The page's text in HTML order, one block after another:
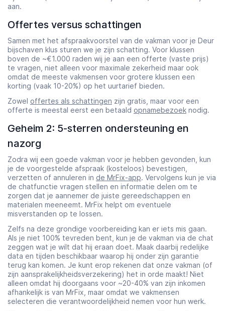
aan.
Offertes versus schattingen
Samen met het afspraakvoorstel van de vakman voor je Deur
bijschaven klus sturen we je zijn schatting. Voor klussen
boven de ~€1.000 raden wij je aan een offerte (vaste prijs)
te vragen, niet alleen voor maximale zekerheid maar ook
omdat de meeste vakmensen voor grotere klussen een
korting (vaak 10-20%) op het uurtarief bieden.
Zowel offertes als schattingen zijn gratis, maar voor een
offerte is meestal eerst een betaald opnamebezoek nodig.
Geheim 2: 5-sterren ondersteuning en
nazorg
Zodra wij een goede vakman voor je hebben gevonden, kun
je de voorgestelde afspraak (kosteloos) bevestigen,
verzetten of annuleren in de MrFix-app. Vervolgens kun je via
de chatfunctie vragen stellen en informatie delen om te
zorgen dat je aannemer de juiste gereedschappen en
materialen meeneemt. MrFix helpt om eventuele
misverstanden op te lossen.
Zelfs na deze grondige voorbereiding kan er iets mis gaan.
Als je niet 100% tevreden bent, kun je de vakman via de chat
zeggen wat je wilt dat hij eraan doet. Maak daarbij redelijke
data en tijden beschikbaar waarop hij onder zijn garantie
terug kan komen. Je kunt erop rekenen dat onze vakman (of
zijn aansprakelijkheidsverzekering) het in orde maakt! Niet
alleen omdat hij doorgaans voor ~20-40% van zijn inkomen
afhankelijk is van MrFix, maar omdat we vakmensen
selecteren die verantwoordelijkheid nemen voor hun werk.